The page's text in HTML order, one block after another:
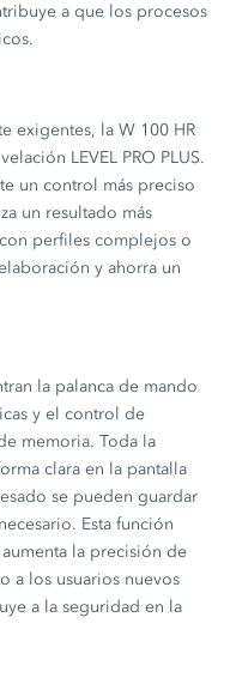
a que los procesos
exigentes, la W 100 HR
LEVEL PRO PLUS.
un control más preciso
un resultado más
perfiles complejos o
y ahorra un
la palanca de mando
y el control de
memoria. Toda la
clara en la pantalla
se pueden guardar
Esta función
la precisión de
a los usuarios nuevos
a la seguridad en la